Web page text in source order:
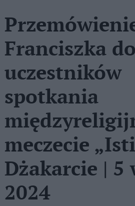
Franciszka do
uczestników
spotkania
meczecie
Dżakarcie | 5
2024